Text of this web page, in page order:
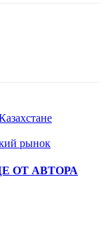
рынок
ОТ АВТОРА